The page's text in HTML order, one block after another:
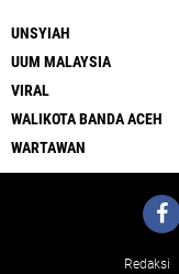
UNSYIAH
UUM MALAYSIA
VIRAL
WALIKOTA BANDA ACEH
WARTAWAN
Redaksi